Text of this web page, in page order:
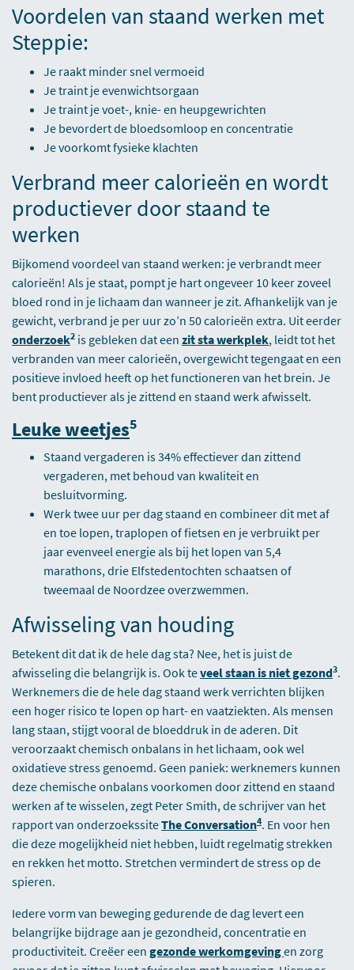
Voordelen van staand werken met
Steppie:
Je raakt minder snel vermoeid
Je traint je evenwichtsorgaan
Je traint je voet-, knie- en heupgewrichten
Je bevordert de bloedsomloop en concentratie
Je voorkomt fysieke klachten
Verbrand meer calorieën en wordt
productiever door staand te
werken
Bijkomend voordeel van staand werken: je verbrandt meer
calorieën! Als je staat, pompt je hart ongeveer 10 keer zoveel
bloed rond in je lichaam dan wanneer je zit. Afhankelijk van je
gewicht, verbrand je per uur zo’n 50 calorieën extra. Uit eerder
onderzoek2 is gebleken dat een zit sta werkplek, leidt tot het
verbranden van meer calorieën, overgewicht tegengaat en een
positieve invloed heeft op het functioneren van het brein. Je
bent productiever als je zittend en staand werk afwisselt.
Leuke weetjes5
Staand vergaderen is 34% effectiever dan zittend
vergaderen, met behoud van kwaliteit en
besluitvorming.
Werk twee uur per dag staand en combineer dit met af
en toe lopen, traplopen of fietsen en je verbruikt per
jaar evenveel energie als bij het lopen van 5,4
marathons, drie Elfstedentochten schaatsen of
tweemaal de Noordzee overzwemmen.
Afwisseling van houding
Betekent dit dat ik de hele dag sta? Nee, het is juist de
afwisseling die belangrijk is. Ook teveel staan is niet gezond3.
Werknemers die de hele dag staand werk verrichten blijken
een hoger risico te lopen op hart- en vaatziekten. Als mensen
lang staan, stijgt vooral de bloeddruk in de aderen. Dit
veroorzaakt chemisch onbalans in het lichaam, ook wel
oxidatieve stress genoemd. Geen paniek: werknemers kunnen
deze chemische onbalans voorkomen door zittend en staand
werken af te wisselen, zegt Peter Smith, de schrijver van het
rapport van onderzoekssiteThe Conversation4. En voor hen
die deze mogelijkheid niet hebben, luidt regelmatig strekken
en rekken het motto. Stretchen vermindert de stress op de
spieren.
Iedere vorm van beweging gedurende de dag levert een
belangrijke bijdrage aan je gezondheid, concentratie en
productiviteit. Creëer een gezonde werkomgevingen zorg